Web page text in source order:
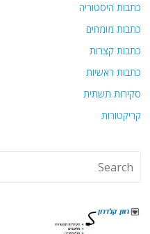
כתבות היסטוריה
כתבות מומחים
כתבות קצרות
כתבות ראשיות
סקירות תשתית
קריקטורות